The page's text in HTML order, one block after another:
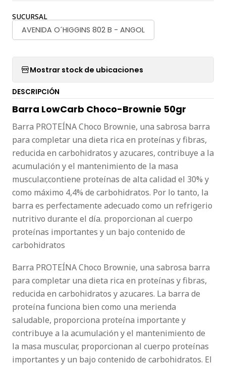
SUCURSAL
AVENIDA O´HIGGINS 802 B - ANGOL
Mostrar stock de ubicaciones
DESCRIPCIÓN
Barra LowCarb Choco-Brownie 50gr
Barra PROTEÍNA Choco Brownie, una sabrosa barra
para completar una dieta rica en proteínas y fibras,
reducida en carbohidratos y azucares, contribuye a la
acumulación y el mantenimiento de la masa
muscular,contiene proteínas de alta calidad el 30% y
como máximo 4,4% de carbohidratos. Por lo tanto, la
barra es perfectamente adecuado como un refrigerio
nutritivo durante el día. proporcionan al cuerpo
proteínas importantes y un bajo contenido de
carbohidratos
Barra PROTEÍNA Choco Brownie, una sabrosa barra
para completar una dieta rica en proteínas y fibras,
reducida en carbohidratos y azucares. La barra de
proteína funciona bien como una merienda
saludable, proporciona proteína importante y
contribuye a la acumulación y el mantenimiento de
la masa muscular, proporcionan al cuerpo proteínas
importantes y un bajo contenido de carbohidratos. El